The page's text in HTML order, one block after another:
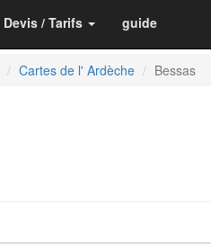
Devis / Tarifs guide
Cartes de l' Ardèche Bessas